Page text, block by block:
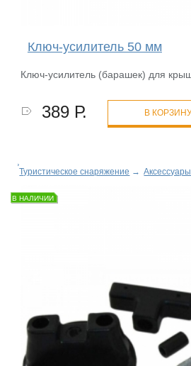
Ключ-усилитель 50 мм
Ключ-усилитель (барашек) для
389 Р. В
Туристическое снаряжение →
В НАЛИЧИИ